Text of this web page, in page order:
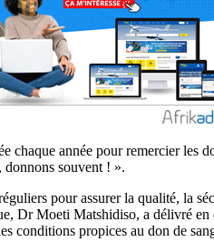
année pour remercier les
donnons souvent ! ».
pour assurer la qualité, la
Moeti Matshidiso, a délivré en
conditions propices au don de